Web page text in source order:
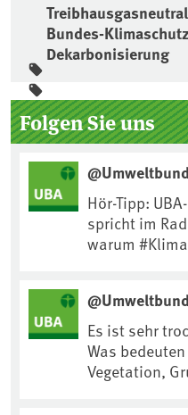
Bundes-
Dekarbonisierung
Seitenleiste
Folgen Sie uns
Hör-Tipp:
spricht im
warum #Klimaschutz die wichtigste
https://
Es ist sehr
Was
Vegetation,